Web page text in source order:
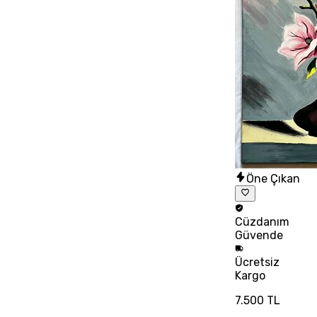
Öne Çıkan
Cüzdanım
Güvende
Ücretsiz
Kargo
7.500 TL